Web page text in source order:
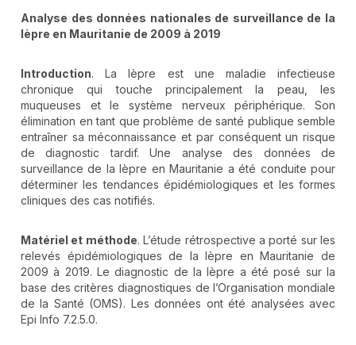
Analyse des données nationales de surveillance de la
lèpre en Mauritanie de 2009 à 2019
Introduction. La lèpre est une maladie infectieuse
chronique qui touche principalement la peau, les
muqueuses et le système nerveux périphérique. Son
élimination en tant que problème de santé publique semble
entraîner sa méconnaissance et par conséquent un risque
de diagnostic tardif. Une analyse des données de
surveillance de la lèpre en Mauritanie a été conduite pour
déterminer les tendances épidémiologiques et les formes
cliniques des cas notifiés.
Matériel et méthode. L’étude rétrospective a porté sur les
relevés épidémiologiques de la lèpre en Mauritanie de
2009 à 2019. Le diagnostic de la lèpre a été posé sur la
base des critères diagnostiques de l’Organisation mondiale
de la Santé (OMS). Les données ont été analysées avec
Epi Info 7.2.5.0.